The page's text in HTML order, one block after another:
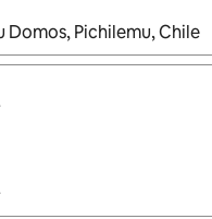
k dispozícii,